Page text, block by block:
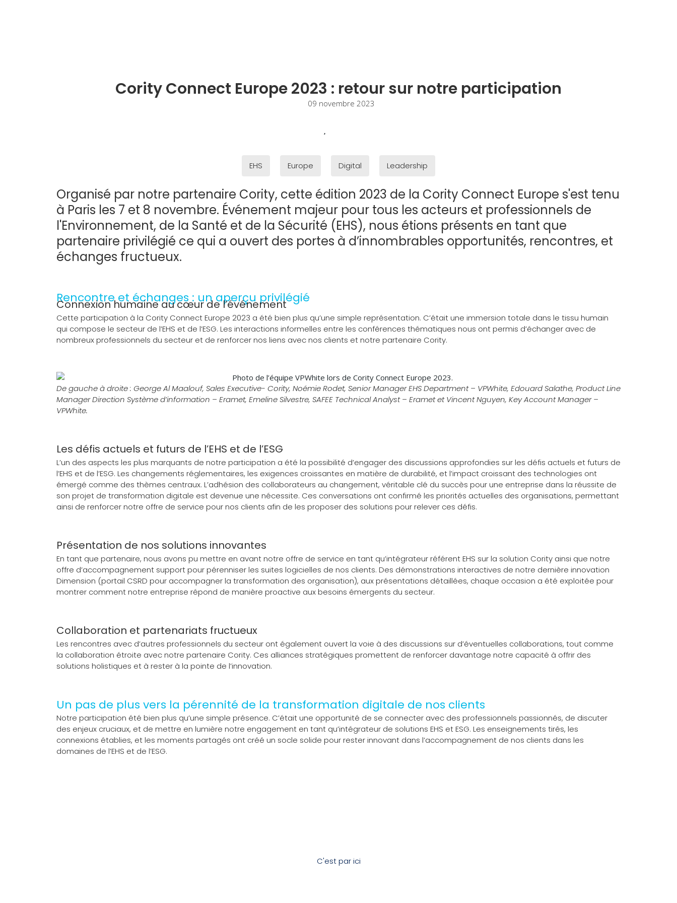
Cority Connect Europe 2023 : retour sur notre participation
09 novembre 2023
EHS Europe Digital Leadership
Organisé par notre partenaire Cority, cette édition 2023 de la Cority Connect Europe s'est tenu
à Paris les 7 et 8 novembre. Événement majeur pour tous les acteurs et professionnels de
l'Environnement, de la Santé et de la Sécurité (EHS), nous étions présents en tant que
partenaire privilégié ce qui a ouvert des portes à d’innombrables opportunités, rencontres, et
échanges fructueux.
Rencontre et échanges : un aperçu privilégié
Connexion humaine au cœur de l’événement
Cette participation à la Cority Connect Europe 2023 a été bien plus qu’une simple représentation. C’était une immersion totale dans le tissu humain
qui compose le secteur de l’EHS et de l’ESG. Les interactions informelles entre les conférences thématiques nous ont permis d’échanger avec de
nombreux professionnels du secteur et de renforcer nos liens avec nos clients et notre partenaire Cority.
De gauche à droite : George Al Maalouf, Sales Executive- Cority, Noémie Rodet, Senior Manager EHS Department – VPWhite, Edouard Salathe, Product Line
Manager Direction Système d’information – Eramet, Emeline Silvestre, SAFEE Technical Analyst – Eramet et Vincent Nguyen, Key Account Manager –
VPWhite.
Les défis actuels et futurs de l’EHS et de l’ESG
L’un des aspects les plus marquants de notre participation a été la possibilité d’engager des discussions approfondies sur les défis actuels et futurs de
l’EHS et de l’ESG. Les changements réglementaires, les exigences croissantes en matière de durabilité, et l’impact croissant des technologies ont
émergé comme des thèmes centraux. L’adhésion des collaborateurs au changement, véritable clé du succès pour une entreprise dans la réussite de
son projet de transformation digitale est devenue une nécessite. Ces conversations ont confirmé les priorités actuelles des organisations, permettant
ainsi de renforcer notre offre de service pour nos clients afin de les proposer des solutions pour relever ces défis.
Présentation de nos solutions innovantes
En tant que partenaire, nous avons pu mettre en avant notre offre de service en tant qu’intégrateur référent EHS sur la solution Cority ainsi que notre
offre d’accompagnement support pour pérenniser les suites logicielles de nos clients. Des démonstrations interactives de notre dernière innovation
Dimension (portail CSRD pour accompagner la transformation des organisation), aux présentations détaillées, chaque occasion a été exploitée pour
montrer comment notre entreprise répond de manière proactive aux besoins émergents du secteur.
Collaboration et partenariats fructueux
Les rencontres avec d’autres professionnels du secteur ont également ouvert la voie à des discussions sur d’éventuelles collaborations, tout comme
la collaboration étroite avec notre partenaire Cority. Ces alliances stratégiques promettent de renforcer davantage notre capacité à offrir des
solutions holistiques et à rester à la pointe de l’innovation.
Un pas de plus vers la pérennité de la transformation digitale de nos clients
Notre participation été bien plus qu’une simple présence. C’était une opportunité de se connecter avec des professionnels passionnés, de discuter
des enjeux cruciaux, et de mettre en lumière notre engagement en tant qu’intégrateur de solutions EHS et ESG. Les enseignements tirés, les
connexions établies, et les moments partagés ont créé un socle solide pour rester innovant dans l’accompagnement de nos clients dans les
domaines de l’EHS et de l’ESG.
C'est par ici